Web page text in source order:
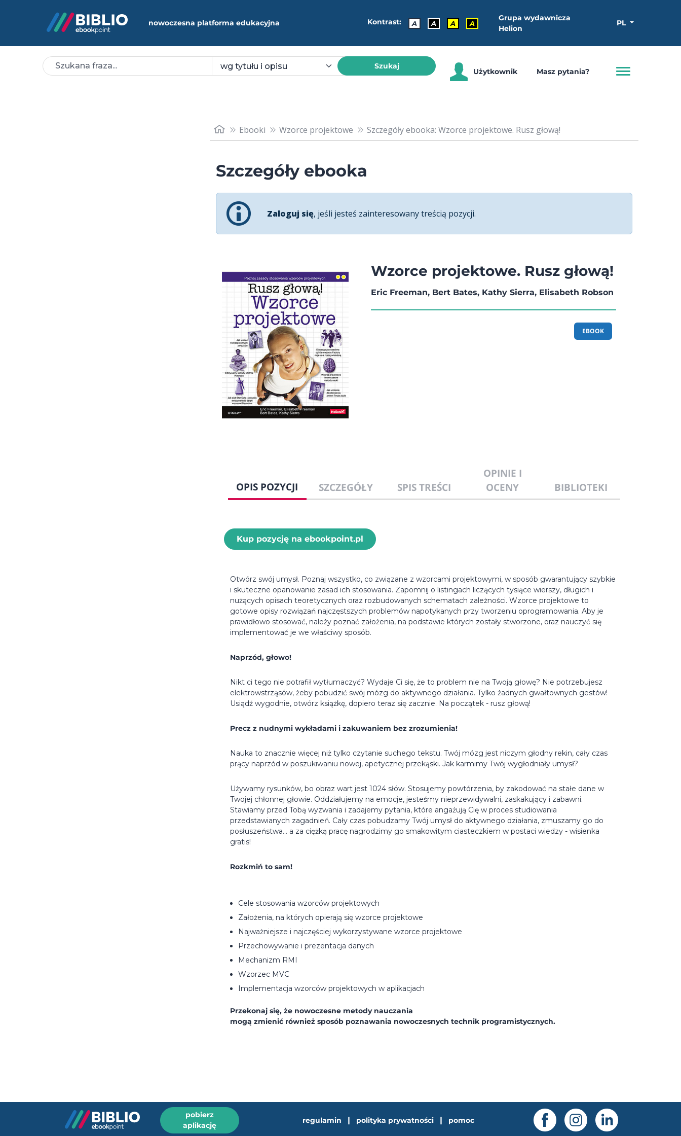
nowoczesna platforma edukacyjna Kontrast: A A A A
Grupa wydawnicza
Helion
PL
Szukaj
Użytkownik Masz pytania?
Ebooki Wzorce projektowe Szczegóły ebooka: Wzorce projektowe. Rusz głową!
Szczegóły ebooka
Zaloguj się, jeśli jesteś zainteresowany treścią pozycji.
Wzorce projektowe. Rusz głową!
Eric Freeman, Bert Bates, Kathy Sierra, Elisabeth Robson
EBOOK
OPIS POZYCJI SZCZEGÓŁY SPIS TREŚCI
OPINIE I
OCENY
BIBLIOTEKI
Kup pozycję na ebookpoint.pl
Otwórz swój umysł. Poznaj wszystko, co związane z wzorcami projektowymi, w sposób gwarantujący szybkie
i skuteczne opanowanie zasad ich stosowania. Zapomnij o listingach liczących tysiące wierszy, długich i
nużących opisach teoretycznych oraz rozbudowanych schematach zależności. Wzorce projektowe to
gotowe opisy rozwiązań najczęstszych problemów napotykanych przy tworzeniu oprogramowania. Aby je
prawidłowo stosować, należy poznać założenia, na podstawie których zostały stworzone, oraz nauczyć się
implementować je we właściwy sposób.
Naprzód, głowo!
Nikt ci tego nie potrafił wytłumaczyć? Wydaje Ci się, że to problem nie na Twoją głowę? Nie potrzebujesz
elektrowstrząsów, żeby pobudzić swój mózg do aktywnego działania. Tylko żadnych gwałtownych gestów!
Usiądź wygodnie, otwórz książkę, dopiero teraz się zacznie. Na początek - rusz głową!
Precz z nudnymi wykładami i zakuwaniem bez zrozumienia!
Nauka to znacznie więcej niż tylko czytanie suchego tekstu. Twój mózg jest niczym głodny rekin, cały czas
prący naprzód w poszukiwaniu nowej, apetycznej przekąski. Jak karmimy Twój wygłodniały umysł?
Używamy rysunków, bo obraz wart jest 1024 słów. Stosujemy powtórzenia, by zakodować na stałe dane w
Twojej chłonnej głowie. Oddziałujemy na emocje, jesteśmy nieprzewidywalni, zaskakujący i zabawni.
Stawiamy przed Tobą wyzwania i zadajemy pytania, które angażują Cię w proces studiowania
przedstawianych zagadnień. Cały czas pobudzamy Twój umysł do aktywnego działania, zmuszamy go do
posłuszeństwa... a za ciężką pracę nagrodzimy go smakowitym ciasteczkiem w postaci wiedzy - wisienka
gratis!
Rozkmiń to sam!
Cele stosowania wzorców projektowych
Założenia, na których opierają się wzorce projektowe
Najważniejsze i najczęściej wykorzystywane wzorce projektowe
Przechowywanie i prezentacja danych
Mechanizm RMI
Wzorzec MVC
Implementacja wzorców projektowych w aplikacjach
Przekonaj się, że nowoczesne metody nauczania
mogą zmienić również sposób poznawania nowoczesnych technik programistycznych.
pobierz
aplikację
regulamin | polityka prywatności | pomoc